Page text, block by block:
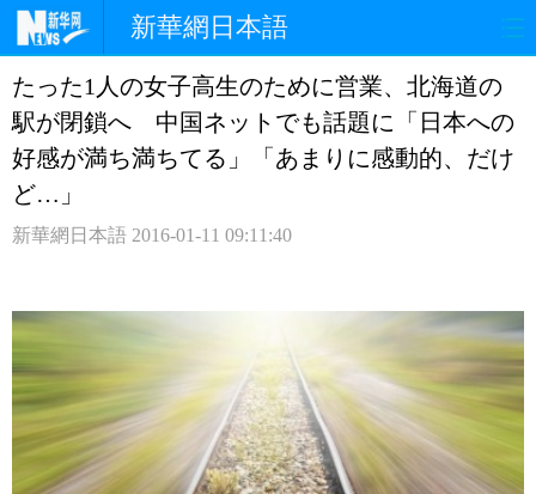
新華網日本語
ホームページ 政治 経済
社会 文化 エンタメ
たった1人の女子高生のために営業、北海道の
駅が閉鎖へ 中国ネットでも話題に「日本への
好感が満ち満ちてる」「あまりに感動的、だけ
ど…」
新華網日本語 2016-01-11 09:11:40